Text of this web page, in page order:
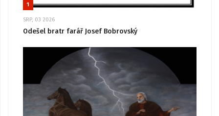
1
SRP, 03 2026
Odešel bratr farář Josef Bobrovský